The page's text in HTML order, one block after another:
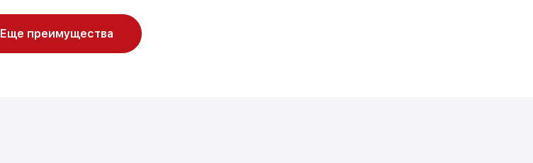
Еще преимущества